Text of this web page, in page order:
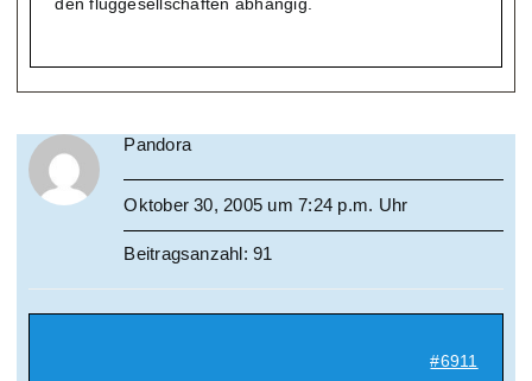
den fluggesellschaften abhängig.
Pandora
Oktober 30, 2005 um 7:24 p.m. Uhr
Beitragsanzahl: 91
#6911